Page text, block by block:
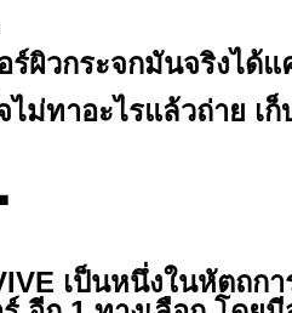
ร์ผิวกระจกมันจริงได้
ไม่ทาอะไรแล้วถ่าย เ
เป็นหนึ่งในหัตถก